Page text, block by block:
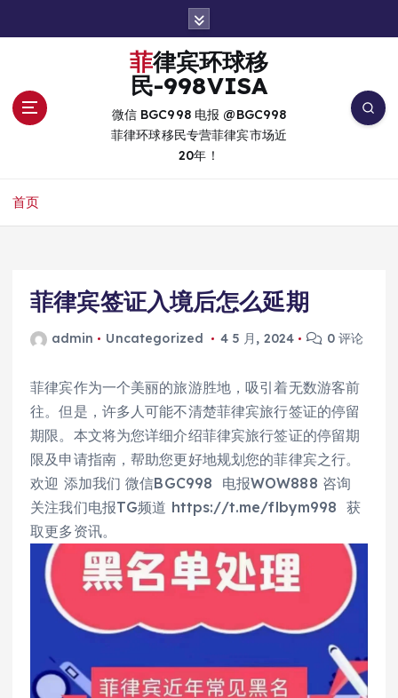
菲律宾环球移
民-998VISA
微信 BGC998 电报 @BGC998
菲律环球移民专营菲律宾市场近
20年！
首页
菲律宾签证入境后怎么延期
admin Uncategorized 4 5 月, 2024 0 评论
菲律宾作为一个美丽的旅游胜地，吸引着无数游客前
往。但是，许多人可能不清楚菲律宾旅行签证的停留
期限。本文将为您详细介绍菲律宾旅行签证的停留期
限及申请指南，帮助您更好地规划您的菲律宾之行。
欢迎 添加我们 微信BGC998 电报WOW888 咨询
关注我们电报TG频道 https://t.me/flbym998 获
取更多资讯。